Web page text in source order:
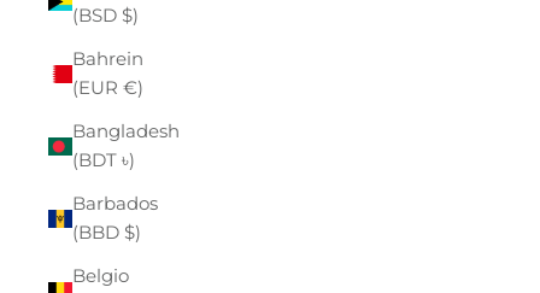
(BSD $)
Bahrein
(EUR €)
Bangladesh
(BDT ৳)
Barbados
(BBD $)
Belgio